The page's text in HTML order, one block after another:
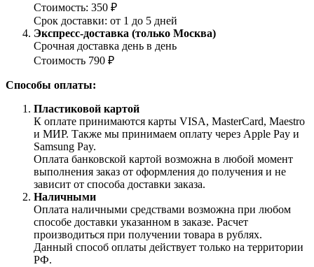
Стоимость: 350 ₽
Срок доставки: от 1 до 5 дней
Экспресс-доставка (только Москва)
Срочная доставка день в день
Стоимость 790 ₽
Способы оплаты:
Пластиковой картой
К оплате принимаются карты VISA, MasterCard, Maestro
и МИР. Также мы принимаем оплату через Apple Pay и
Samsung Pay.
Оплата банковской картой возможна в любой момент
выполнения заказ от оформления до получения и не
зависит от способа доставки заказа.
Наличными
Оплата наличными средствами возможна при любом
способе доставки указанном в заказе. Расчет
производиться при получении товара в рублях.
Данный способ оплаты действует только на территории
РФ.